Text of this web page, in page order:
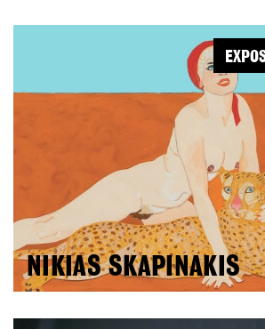
NIKIAS SKAPINAKIS